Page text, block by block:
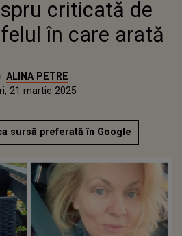
criticată de
în care arată
ALINA PETRE
21 martie 2025
sursă preferată în Google